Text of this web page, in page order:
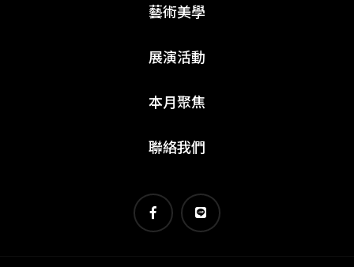
藝術美學
展演活動
本月聚焦
聯絡我們